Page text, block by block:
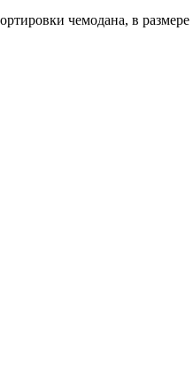
чемодана, в